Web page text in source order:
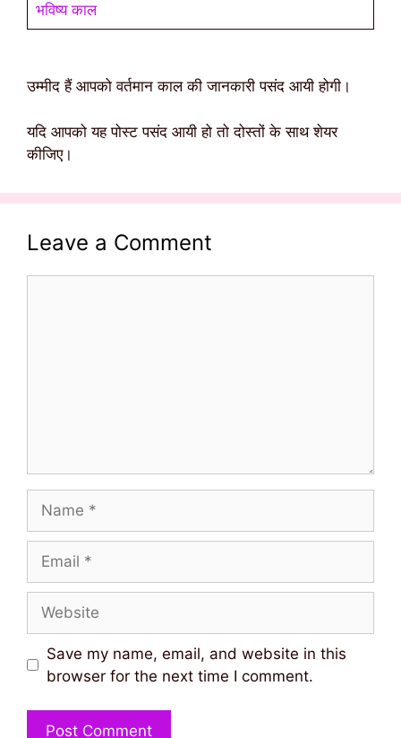
भविष्य काल
उम्मीद हैं आपको वर्तमान काल की जानकारी पसंद आयी होगी।
यदि आपको यह पोस्ट पसंद आयी हो तो दोस्तों के साथ शेयर
कीजिए।
Leave a Comment
Save my name, email, and website in this
browser for the next time I comment.